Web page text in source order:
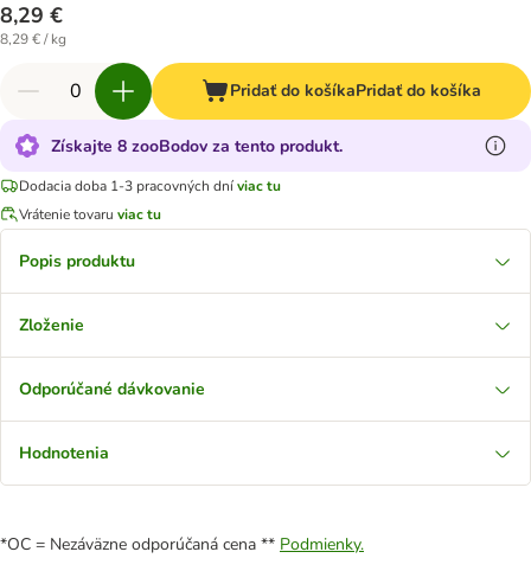
8,29 €
8,29 € / kg
Pridať do košíkaPridať do košíka
Získajte 8 zooBodov za tento produkt.
Dodacia doba 1-3 pracovných dníviac tu
Vrátenie tovaru viac tu
Popis produktu
Zloženie
Odporúčané dávkovanie
Hodnotenia
*OC = Nezáväzne odporúčaná cena ** Podmienky.